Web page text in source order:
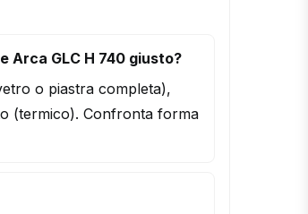
Arca GLC H 740 giusto?
o piastra completa),
(termico). Confronta forma